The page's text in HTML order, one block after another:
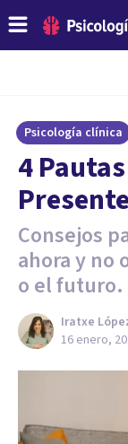
Psicología clínica
4
Presente
Consejos
ahora y no
o el futuro.
Iratxe
16 enero,